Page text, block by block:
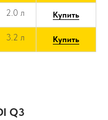
2.0 л Купить
3.2 л Купить
Q3